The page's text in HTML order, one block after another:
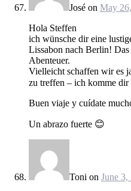
José on May
Hola Steffen
ich wünsche dir eine
Lissabon nach Berlin!
Abenteuer.
Vielleicht schaffen wir es
zu treffen – ich komme
Buen viaje y cuídate
Un abrazo fuerte 😊
Toni on June 3,